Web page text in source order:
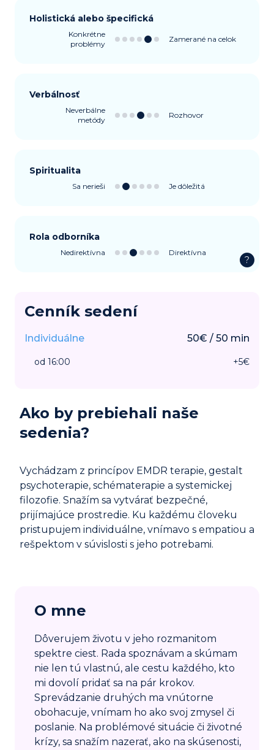
Holistická alebo špecifická
Konkrétne
problémy
Zamerané na celok
Verbálnosť
Neverbálne
metódy
Rozhovor
Spiritualita
Sa nerieši Je dôležitá
Rola odborníka
Nedirektívna Direktívna
?
Cenník sedení
Individuálne 50€ / 50 min
od 16:00 +5€
Ako by prebiehali naše
sedenia?
Vychádzam z princípov EMDR terapie, gestalt
psychoterapie, schématerapie a systemickej
filozofie. Snažím sa vytvárať bezpečné,
prijímajúce prostredie. Ku každému človeku
pristupujem individuálne, vnímavo s empatiou a
rešpektom v súvislosti s jeho potrebami.
O mne
Dôverujem životu v jeho rozmanitom
spektre ciest. Rada spoznávam a skúmam
nie len tú vlastnú, ale cestu každého, kto
mi dovolí pridať sa na pár krokov.
Sprevádzanie druhých ma vnútorne
obohacuje, vnímam ho ako svoj zmysel či
poslanie. Na problémové situácie či životné
krízy, sa snažím nazerať, ako na skúsenosti,